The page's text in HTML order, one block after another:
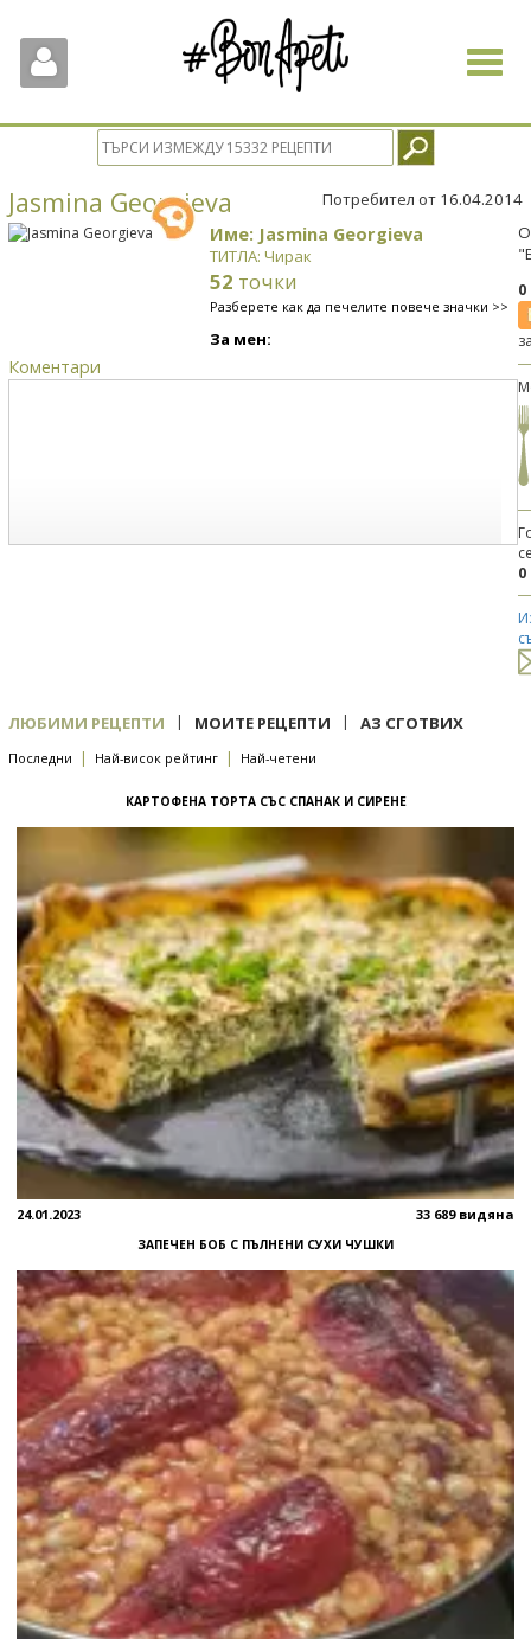
Toggle
Jasmina Georgieva Потребител от 16.04.2014
Име: Jasmina Georgieva
ТИТЛА: Чирак
52 точки
Разберете как да печелите повече значки >>
За мен:
Коментари
0
ЛЮБИМИ РЕЦЕПТИ | МОИТЕ РЕЦЕПТИ | АЗ СГОТВИХ
Последни | Най-висок рейтинг | Най-четени
КАРТОФЕНА ТОРТА СЪС СПАНАК И СИРЕНЕ
24.01.2023 33 689 видяна
ЗАПЕЧЕН БОБ С ПЪЛНЕНИ СУХИ ЧУШКИ